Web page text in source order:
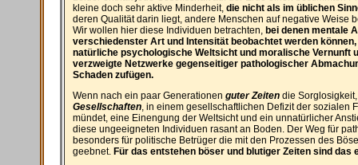
kleine doch sehr aktive Minderheit, die nicht als im üblichen
deren Qualität darin liegt, andere Menschen auf negative Weise
Wir wollen hier diese Individuen betrachten, bei denen mentale
verschiedenster Art und Intensität beobachtet werden
natürliche psychologische Weltsicht und moralische Vernunft
verzweigte Netzwerke gegenseitiger pathologischer
Schaden zufügen.
Wenn nach ein paar Generationen guter Zeiten die
Gesellschaften, in einem gesellschaftlichen Defizit der sozialen
mündet, eine Einengung der Weltsicht und ein unnatürlicher
diese ungeeigneten Individuen rasant an Boden. Der Weg für
besonders für politische Betrüger die mit den Prozessen des
geebnet. Für das entstehen böser und blutiger Zeiten sind das